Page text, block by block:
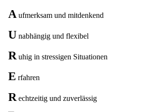
A ufmerksam und mitdenkend
U nabhängig und flexibel
R uhig in stressigen Situationen
E rfahren
R echtzeitig und zuverlässig